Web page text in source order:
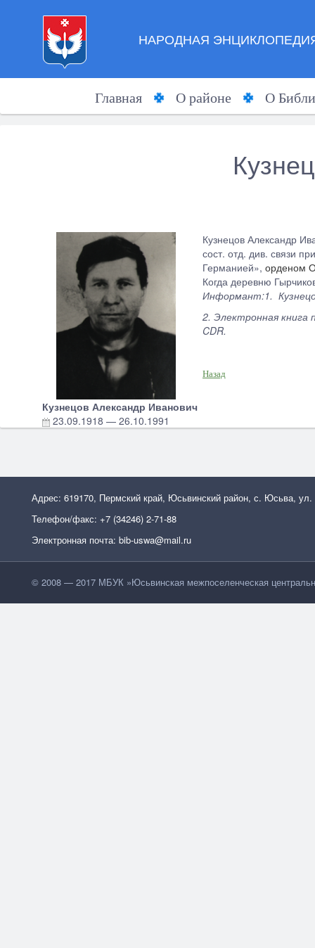
НАРОДНАЯ
Главная О районе О
Кузнецов Александр Иванович
23.09.1918 — 26.10.1991
Кузнецов Александр
сост. отд. див. связи
Германией», орденом
Когда деревню
Информант:1.
2. Электронная книга
CDR.
Назад
Адрес: 619170, Пермский край, Юсьвинский район, с. Юсьва, ул.
Телефон/факс: +7 (34246) 2-71-88
Электронная почта: bib-uswa@mail.ru
© 2008 — 2017 МБУК »Юсьвинская межпоселенческая